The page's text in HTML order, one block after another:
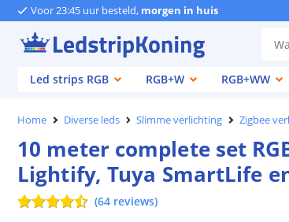
Voor 23:45 uur besteld, morgen in huis
Led strips RGB
RGB+W RGB+WW
Home Diverse leds Slimme verlichting Zigbee
10 meter complete set
Lightify, Tuya SmartLife
(64 reviews)